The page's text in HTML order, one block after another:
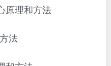
原理和方法
法